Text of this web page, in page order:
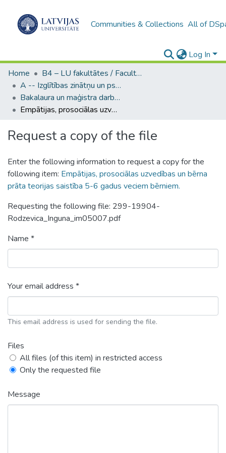
Communities & Collections All of
Log In
Home
B4 – LU fakultātes / Faculties of the UL
A -- Izglītības zinātņu un psiholoģijas fakultāte / Faculty of Education Sciences and Psychology
Bakalaura un maģistra darbi (PPMF) / Bachelor's and Master's theses
Empātijas, prosociālas uzvedības un bērna prāta teorijas saistība 5-6 gadus veciem bērniem.
Request a copy of the file
Enter the following information to request a copy for the
following item: Empātijas, prosociālas uzvedības un bērna
prāta teorijas saistība 5-6 gadus veciem bērniem.
Requesting the following file: 299-19904-
Rodzevica_Inguna_im05007.pdf
Name *
Your email address *
This email address is used for sending the file.
Files
All files (of this item) in restricted access
Only the requested file
Message